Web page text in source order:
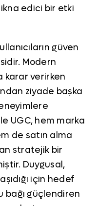
ikna edici bir etki
güven
Modern
karar verirken
ziyade başka
UGC, hem marka
de satın alma
stratejik bir
Duygusal,
için hedef
bağı güçlendiren